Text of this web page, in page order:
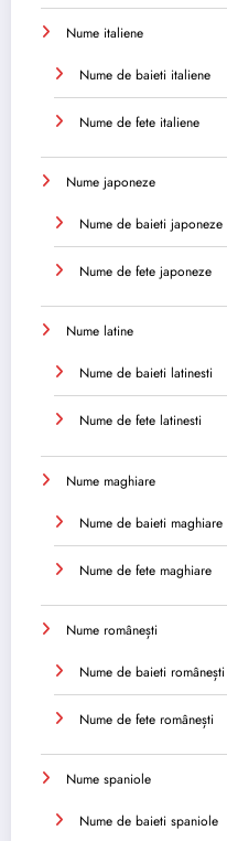
Nume italiene
Nume de baieti italiene
Nume de fete italiene
Nume japoneze
Nume de baieti japoneze
Nume de fete japoneze
Nume latine
Nume de baieti latinesti
Nume de fete latinesti
Nume maghiare
Nume de baieti maghiare
Nume de fete maghiare
Nume românești
Nume de baieti românești
Nume de fete românești
Nume spaniole
Nume de baieti spaniole